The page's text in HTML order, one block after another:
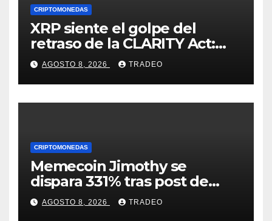
CRIPTOMONEDAS
XRP siente el golpe del
retraso de la CLARITY Act:
¿Podrá mantenerse por
encima de $1?
AGOSTO 8, 2026 TRADEO
CRIPTOMONEDAS
Memecoin Jimothy se
dispara 331% tras post de
Elon Musk sobre un
mapache
AGOSTO 8, 2026 TRADEO